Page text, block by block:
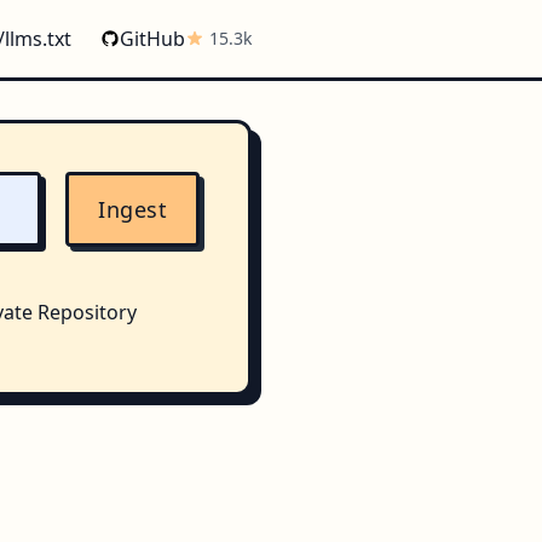
GitHub 15.3k
Ingest
Repository